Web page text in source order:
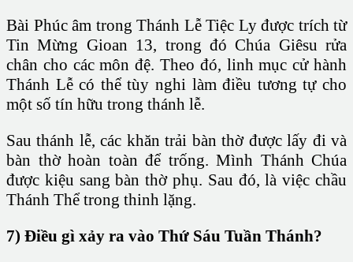
Bài Phúc âm trong Thánh Lễ Tiệc Ly được trích từ
Tin Mừng Gioan 13, trong đó Chúa Giêsu rửa
chân cho các môn đệ. Theo đó, linh mục cử hành
Thánh Lễ có thể tùy nghi làm điều tương tự cho
một số tín hữu trong thánh lễ.
Sau thánh lễ, các khăn trải bàn thờ được lấy đi và
bàn thờ hoàn toàn để trống. Mình Thánh Chúa
được kiệu sang bàn thờ phụ. Sau đó, là việc chầu
Thánh Thể trong thinh lặng.
7) Điều gì xảy ra vào Thứ Sáu Tuần Thánh?